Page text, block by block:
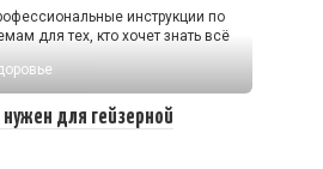
инструкции по
для тех, кто хочет знать всё
для гейзерной